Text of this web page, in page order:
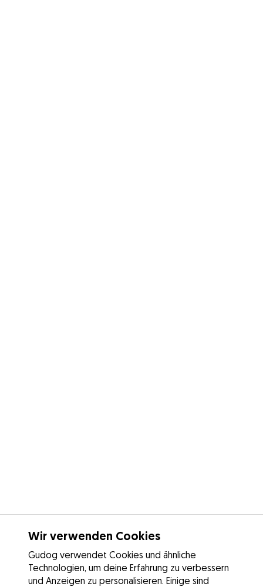
Wir verwenden Cookies
Gudog verwendet Cookies und ähnliche
Technologien, um deine Erfahrung zu verbessern
und Anzeigen zu personalisieren. Einige sind